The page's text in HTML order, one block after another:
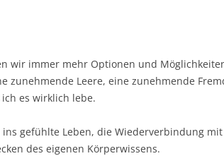
LITERATUR
wir immer mehr Optionen und
zunehmende Leere, eine zunehmende
es wirklich lebe.
ins gefühlte Leben, die Wiederverbindung
des eigenen Körperwissens.